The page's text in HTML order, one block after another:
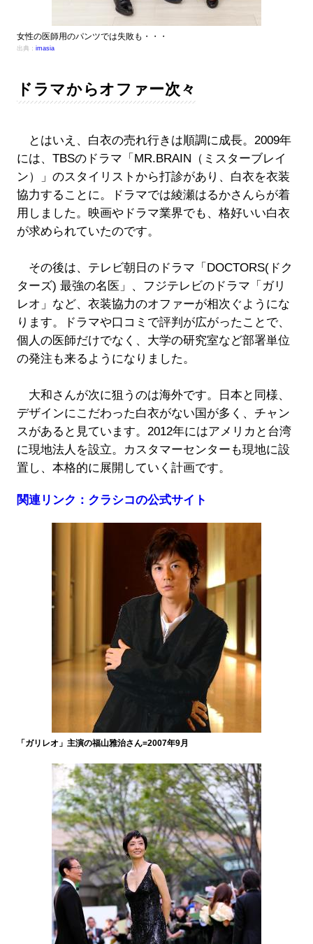
女性の医師用のパンツでは失敗も・・・
出典： imasia
ドラマからオファー次々
とはいえ、白衣の売れ行きは順調に成長。2009年
には、TBSのドラマ「MR.BRAIN（ミスターブレイ
ン）」のスタイリストから打診があり、白衣を衣装
協力することに。ドラマでは綾瀬はるかさんらが着
用しました。映画やドラマ業界でも、格好いい白衣
が求められていたのです。
その後は、テレビ朝日のドラマ「DOCTORS(ドク
ターズ) 最強の名医」、フジテレビのドラマ「ガリ
レオ」など、衣装協力のオファーが相次ぐようにな
ります。ドラマや口コミで評判が広がったことで、
個人の医師だけでなく、大学の研究室など部署単位
の発注も来るようになりました。
大和さんが次に狙うのは海外です。日本と同様、
デザインにこだわった白衣がない国が多く、チャン
スがあると見ています。2012年にはアメリカと台湾
に現地法人を設立。カスタマーセンターも現地に設
置し、本格的に展開していく計画です。
関連リンク：クラシコの公式サイト
「ガリレオ」主演の福山雅治さん=2007年9月